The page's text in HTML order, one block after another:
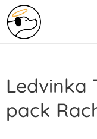
Ledvinka
pack